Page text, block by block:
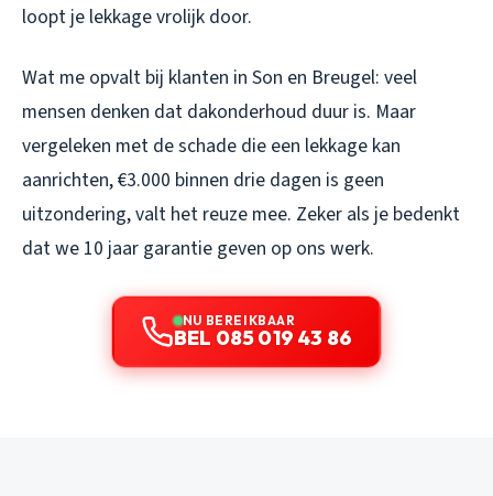
loopt je lekkage vrolijk door.
Wat me opvalt bij klanten in Son en Breugel: veel
mensen denken dat dakonderhoud duur is. Maar
vergeleken met de schade die een lekkage kan
aanrichten, €3.000 binnen drie dagen is geen
uitzondering, valt het reuze mee. Zeker als je bedenkt
dat we 10 jaar garantie geven op ons werk.
NU BEREIKBAAR
BEL 085 019 43 86